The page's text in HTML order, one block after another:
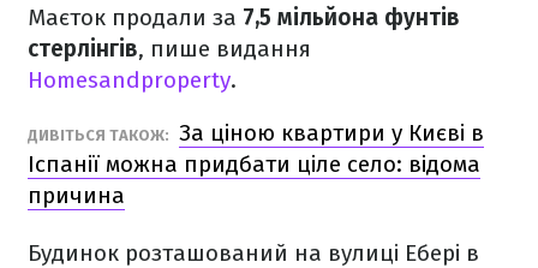
Маєток продали за 7,5 мільйона фунтів
стерлінгів, пише видання
Homesandproperty.
ДИВІТЬСЯ ТАКОЖ: За ціною квартири у Києві в
Іспанії можна придбати ціле село: відома
причина
Будинок розташований на вулиці Ебері в